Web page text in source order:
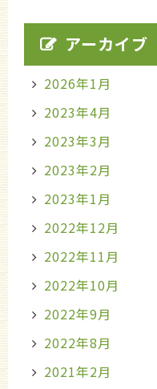
アーカイブ
2026年1月
2023年4月
2023年3月
2023年2月
2023年1月
2022年12月
2022年11月
2022年10月
2022年9月
2022年8月
2021年2月